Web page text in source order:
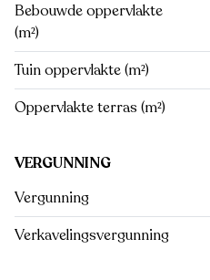
Bebouwde oppervlakte
(m²)
Tuin oppervlakte (m²)
Oppervlakte terras (m²)
VERGUNNING
Vergunning
Verkavelingsvergunning